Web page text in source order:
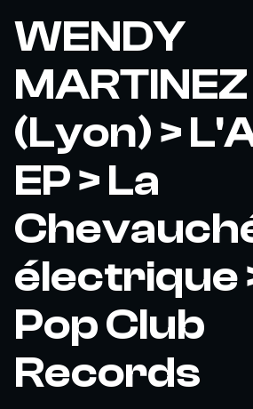
WENDY
MARTINEZ
(Lyon) >
EP > La
électrique
Pop Club
Records